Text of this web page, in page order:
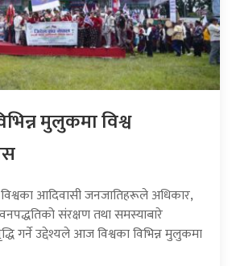
मुलुकमा विश्व
आदिवासी जनजातिहरूले अधिकार,
संरक्षण तथा समस्याबारे
गर्ने उद्देश्यले आज विश्वका विभिन्न मुलुकमा